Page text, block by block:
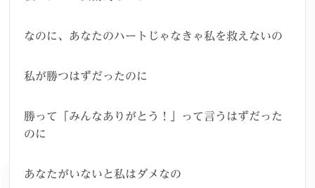
なのに、あなたのハートじゃなきゃ私を救えないの
私が勝つはずだったのに
勝って「みんなありがとう！」って言うはずだった
のに
あなたがいないと私はダメなの